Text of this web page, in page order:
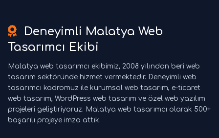
Deneyimli Malatya Web
Tasarımcı Ekibi
Malatya web tasarımcı ekibimiz, 2008 yılından beri web
tasarım sektöründe hizmet vermektedir. Deneyimli web
tasarımcı kadromuz ile kurumsal web tasarım, e-ticaret
web tasarım, WordPress web tasarım ve özel web yazılım
projeleri geliştiriyoruz. Malatya web tasarımcı olarak 500+
başarılı projeye imza attık.